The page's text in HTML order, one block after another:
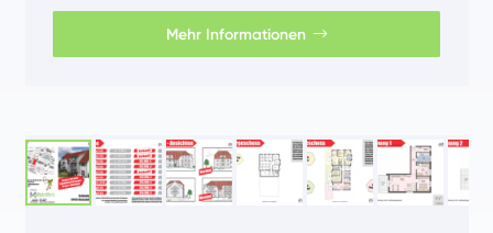
Mehr Informationen